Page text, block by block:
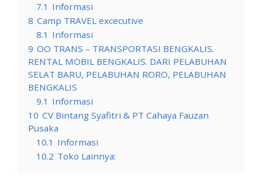
7.1 Informasi
8 Camp TRAVEL excecutive
8.1 Informasi
9 OO TRANS – TRANSPORTASI BENGKALIS.
RENTAL MOBIL BENGKALIS. DARI PELABUHAN
SELAT BARU, PELABUHAN RORO, PELABUHAN
BENGKALIS
9.1 Informasi
10 CV Bintang Syafitri & PT Cahaya Fauzan
Pusaka
10.1 Informasi
10.2 Toko Lainnya: